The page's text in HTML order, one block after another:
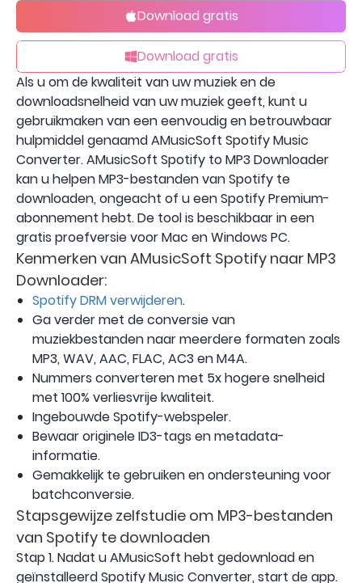
Download gratis
Download gratis
Als u om de kwaliteit van uw muziek en de
downloadsnelheid van uw muziek geeft, kunt u
gebruikmaken van een eenvoudig en betrouwbaar
hulpmiddel genaamd AMusicSoft Spotify Music
Converter. AMusicSoft Spotify to MP3 Downloader
kan u helpen MP3-bestanden van Spotify te
downloaden, ongeacht of u een Spotify Premium-
abonnement hebt. De tool is beschikbaar in een
gratis proefversie voor Mac en Windows PC.
Kenmerken van AMusicSoft Spotify naar MP3
Downloader:
Spotify DRM verwijderen.
Ga verder met de conversie van
muziekbestanden naar meerdere formaten zoals
MP3, WAV, AAC, FLAC, AC3 en M4A.
Nummers converteren met 5x hogere snelheid
met 100% verliesvrije kwaliteit.
Ingebouwde Spotify-webspeler.
Bewaar originele ID3-tags en metadata-
informatie.
Gemakkelijk te gebruiken en ondersteuning voor
batchconversie.
Stapsgewijze zelfstudie om MP3-bestanden
van Spotify te downloaden
Stap 1. Nadat u AMusicSoft hebt gedownload en
geïnstalleerd Spotify Music Converter, start de app.